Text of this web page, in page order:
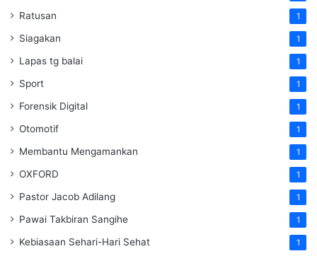
Ratusan 1
Siagakan 1
Lapas tg balai 1
Sport 1
Forensik Digital 1
Otomotif 1
Membantu Mengamankan 1
OXFORD 1
Pastor Jacob Adilang 1
Pawai Takbiran Sangihe 1
Kebiasaan Sehari-Hari Sehat 1